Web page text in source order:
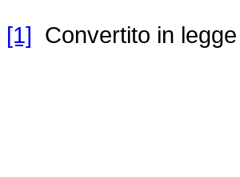
[1] Convertito in